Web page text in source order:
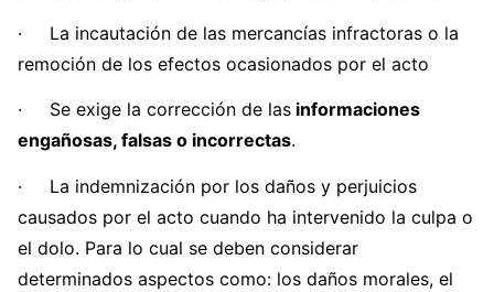
· La incautación de las mercancías infractoras o la
remoción de los efectos ocasionados por el acto
· Se exige la corrección de las informaciones
engañosas, falsas o incorrectas.
· La indemnización por los daños y perjuicios
causados por el acto cuando ha intervenido la culpa o
el dolo. Para lo cual se deben considerar
determinados aspectos como: los daños morales, el